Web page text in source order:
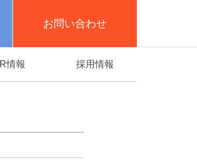
お問い合わせ
IR情報 採用情報